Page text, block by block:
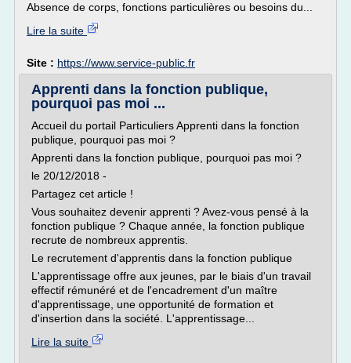
Absence de corps, fonctions particulières ou besoins du...
Lire la suite
Site : https://www.service-public.fr
Apprenti dans la fonction publique,
pourquoi pas moi ...
Accueil du portail Particuliers Apprenti dans la fonction
publique, pourquoi pas moi ?
Apprenti dans la fonction publique, pourquoi pas moi ?
le 20/12/2018 -
Partagez cet article !
Vous souhaitez devenir apprenti ? Avez-vous pensé à la
fonction publique ? Chaque année, la fonction publique
recrute de nombreux apprentis.
Le recrutement d'apprentis dans la fonction publique
L'apprentissage offre aux jeunes, par le biais d'un travail
effectif rémunéré et de l'encadrement d'un maître
d'apprentissage, une opportunité de formation et
d'insertion dans la société. L'apprentissage...
Lire la suite